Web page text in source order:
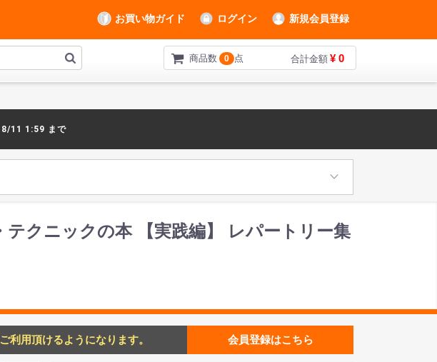
お買い物ガイド ログイン 新規会員登録
商品数 0 点 合計金額 ¥ 0
11 1:59 まで
クニックの本 【実践編】 レパートリー集
利用頂けるようになります。 会員登録はこちら